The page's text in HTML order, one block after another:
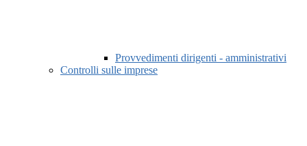
Provvedimenti dirigenti - amministrativi
Controlli sulle imprese